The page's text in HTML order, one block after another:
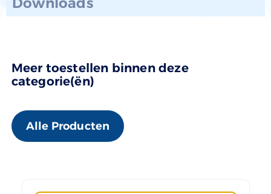
Meer toestellen binnen deze
categorie(ën)
Alle Producten